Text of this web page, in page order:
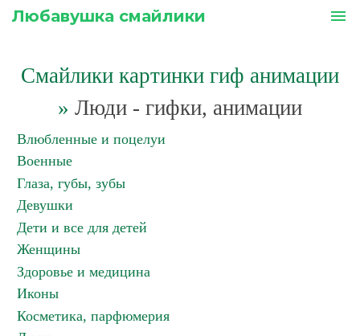
Любавушка смайлики menu
Смайлики картинки гиф анимации
» Люди - гифки, анимации
Влюбленные и поцелуи
Военные
Глаза, губы, зубы
Девушки
Дети и все для детей
Женщины
Здоровье и медицина
Иконы
Косметика, парфюмерия